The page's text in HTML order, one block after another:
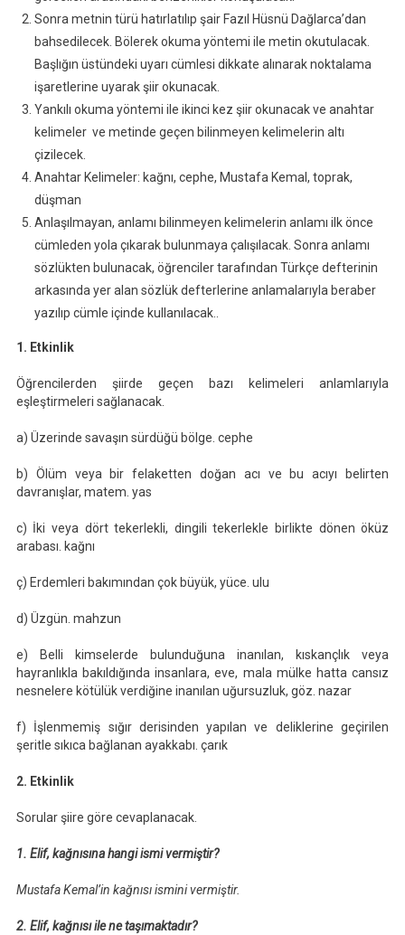
Sonra metnin türü hatırlatılıp şair Fazıl Hüsnü Dağlarca’dan
bahsedilecek. Bölerek okuma yöntemi ile metin okutulacak.
Başlığın üstündeki uyarı cümlesi dikkate alınarak noktalama
işaretlerine uyarak şiir okunacak.
Yankılı okuma yöntemi ile ikinci kez şiir okunacak ve anahtar
kelimeler ve metinde geçen bilinmeyen kelimelerin altı
çizilecek.
Anahtar Kelimeler: kağnı, cephe, Mustafa Kemal, toprak,
düşman
Anlaşılmayan, anlamı bilinmeyen kelimelerin anlamı ilk önce
cümleden yola çıkarak bulunmaya çalışılacak. Sonra anlamı
sözlükten bulunacak, öğrenciler tarafından Türkçe defterinin
arkasında yer alan sözlük defterlerine anlamalarıyla beraber
yazılıp cümle içinde kullanılacak..
1. Etkinlik
Öğrencilerden şiirde geçen bazı kelimeleri anlamlarıyla
eşleştirmeleri sağlanacak.
a) Üzerinde savaşın sürdüğü bölge. cephe
b) Ölüm veya bir felaketten doğan acı ve bu acıyı belirten
davranışlar, matem. yas
c) İki veya dört tekerlekli, dingili tekerlekle birlikte dönen öküz
arabası. kağnı
ç) Erdemleri bakımından çok büyük, yüce. ulu
d) Üzgün. mahzun
e) Belli kimselerde bulunduğuna inanılan, kıskançlık veya
hayranlıkla bakıldığında insanlara, eve, mala mülke hatta cansız
nesnelere kötülük verdiğine inanılan uğursuzluk, göz. nazar
f) İşlenmemiş sığır derisinden yapılan ve deliklerine geçirilen
şeritle sıkıca bağlanan ayakkabı. çarık
2. Etkinlik
Sorular şiire göre cevaplanacak.
1. Elif, kağnısına hangi ismi vermiştir?
Mustafa Kemal’in kağnısı ismini vermiştir.
2. Elif, kağnısı ile ne taşımaktadır?